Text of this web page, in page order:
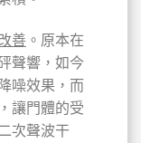
善 。原本在
聲響，如今
噪效果，而
讓門體的受
次聲波干